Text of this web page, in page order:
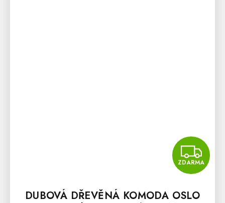
ZDARMA
DUBOVÁ DŘEVĚNÁ KOMODA OSLO